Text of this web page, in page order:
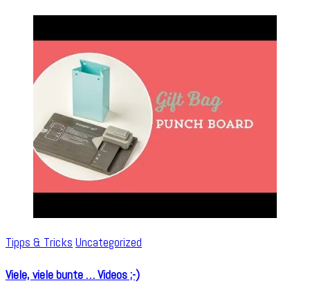
Tipps & Tricks Uncategorized
Viele, viele bunte … Videos ;-)